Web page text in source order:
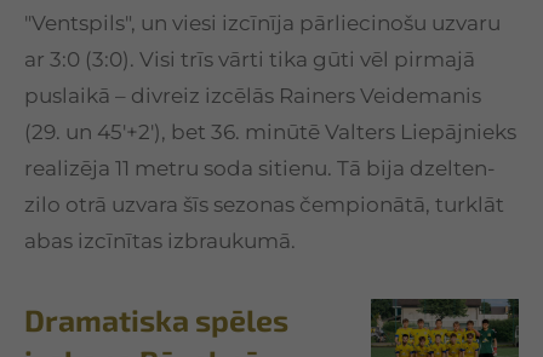
"Ventspils", un viesi izcīnīja pārliecinošu uzvaru
ar 3:0 (3:0). Visi trīs vārti tika gūti vēl pirmajā
puslaikā – divreiz izcēlās Rainers Veidemanis
(29. un 45'+2'), bet 36. minūtē Valters Liepājnieks
realizēja 11 metru soda sitienu. Tā bija dzelten-
zilo otrā uzvara šīs sezonas čempionātā, turklāt
abas izcīnītas izbraukumā.
Dramatiska spēles